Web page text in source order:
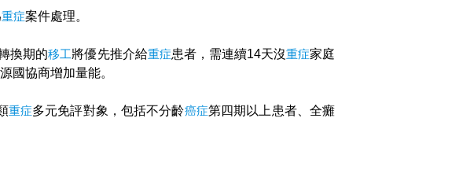
重症案件處理。
換期的移工將優先推介給重症患者，需連續14天沒重症家庭
國協商增加量能。
重症多元免評對象，包括不分齡癌症第四期以上患者、全癱